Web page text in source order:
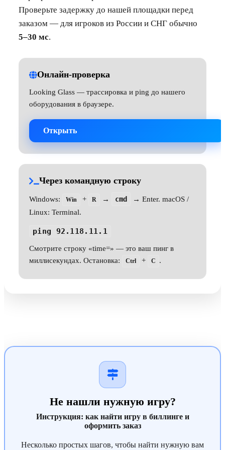
Проверьте задержку до нашей площадки перед
заказом — для игроков из России и СНГ обычно
5–30 мс.
Онлайн-проверка
Looking Glass — трассировка и ping до нашего
оборудования в браузере.
Открыть
Через командную строку
Windows: Win + R → cmd
→ Enter. macOS /
Linux: Terminal.
ping 92.118.11.1
Смотрите строку «time=» — это ваш пинг в
миллисекундах. Остановка:
Ctrl + C .
Не нашли нужную игру?
Инструкция: как найти игру в биллинге и
оформить заказ
Несколько простых шагов, чтобы найти нужную вам